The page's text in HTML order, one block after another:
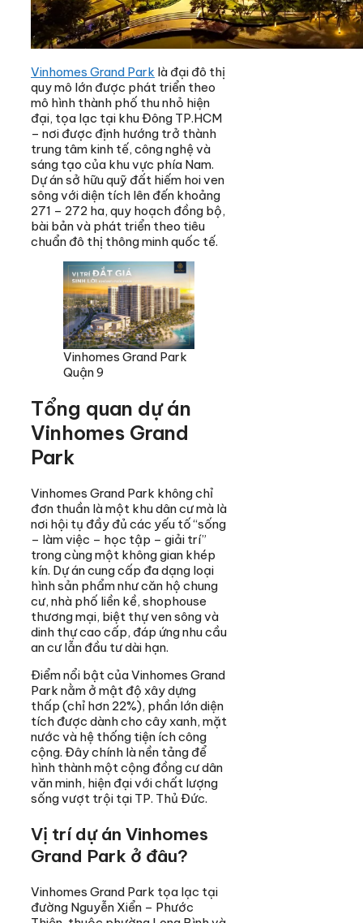
Vinhomes Grand Park là đại đô thị
quy mô lớn được phát triển theo
mô hình thành phố thu nhỏ hiện
đại, tọa lạc tại khu Đông TP.HCM
– nơi được định hướng trở thành
trung tâm kinh tế, công nghệ và
sáng tạo của khu vực phía Nam.
Dự án sở hữu quỹ đất hiếm hoi ven
sông với diện tích lên đến khoảng
271 – 272 ha, quy hoạch đồng bộ,
bài bản và phát triển theo tiêu
chuẩn đô thị thông minh quốc tế.
Vinhomes Grand Park
Quận 9
Tổng quan dự án
Vinhomes Grand
Park
Vinhomes Grand Park không chỉ
đơn thuần là một khu dân cư mà là
nơi hội tụ đầy đủ các yếu tố “sống
– làm việc – học tập – giải trí”
trong cùng một không gian khép
kín. Dự án cung cấp đa dạng loại
hình sản phẩm như căn hộ chung
cư, nhà phố liền kề, shophouse
thương mại, biệt thự ven sông và
dinh thự cao cấp, đáp ứng nhu cầu
an cư lẫn đầu tư dài hạn.
Điểm nổi bật của Vinhomes Grand
Park nằm ở mật độ xây dựng
thấp (chỉ hơn 22%), phần lớn diện
tích được dành cho cây xanh, mặt
nước và hệ thống tiện ích công
cộng. Đây chính là nền tảng để
hình thành một cộng đồng cư dân
văn minh, hiện đại với chất lượng
sống vượt trội tại TP. Thủ Đức.
Vị trí dự án Vinhomes
Grand Park ở đâu?
Vinhomes Grand Park tọa lạc tại
đường Nguyễn Xiển – Phước